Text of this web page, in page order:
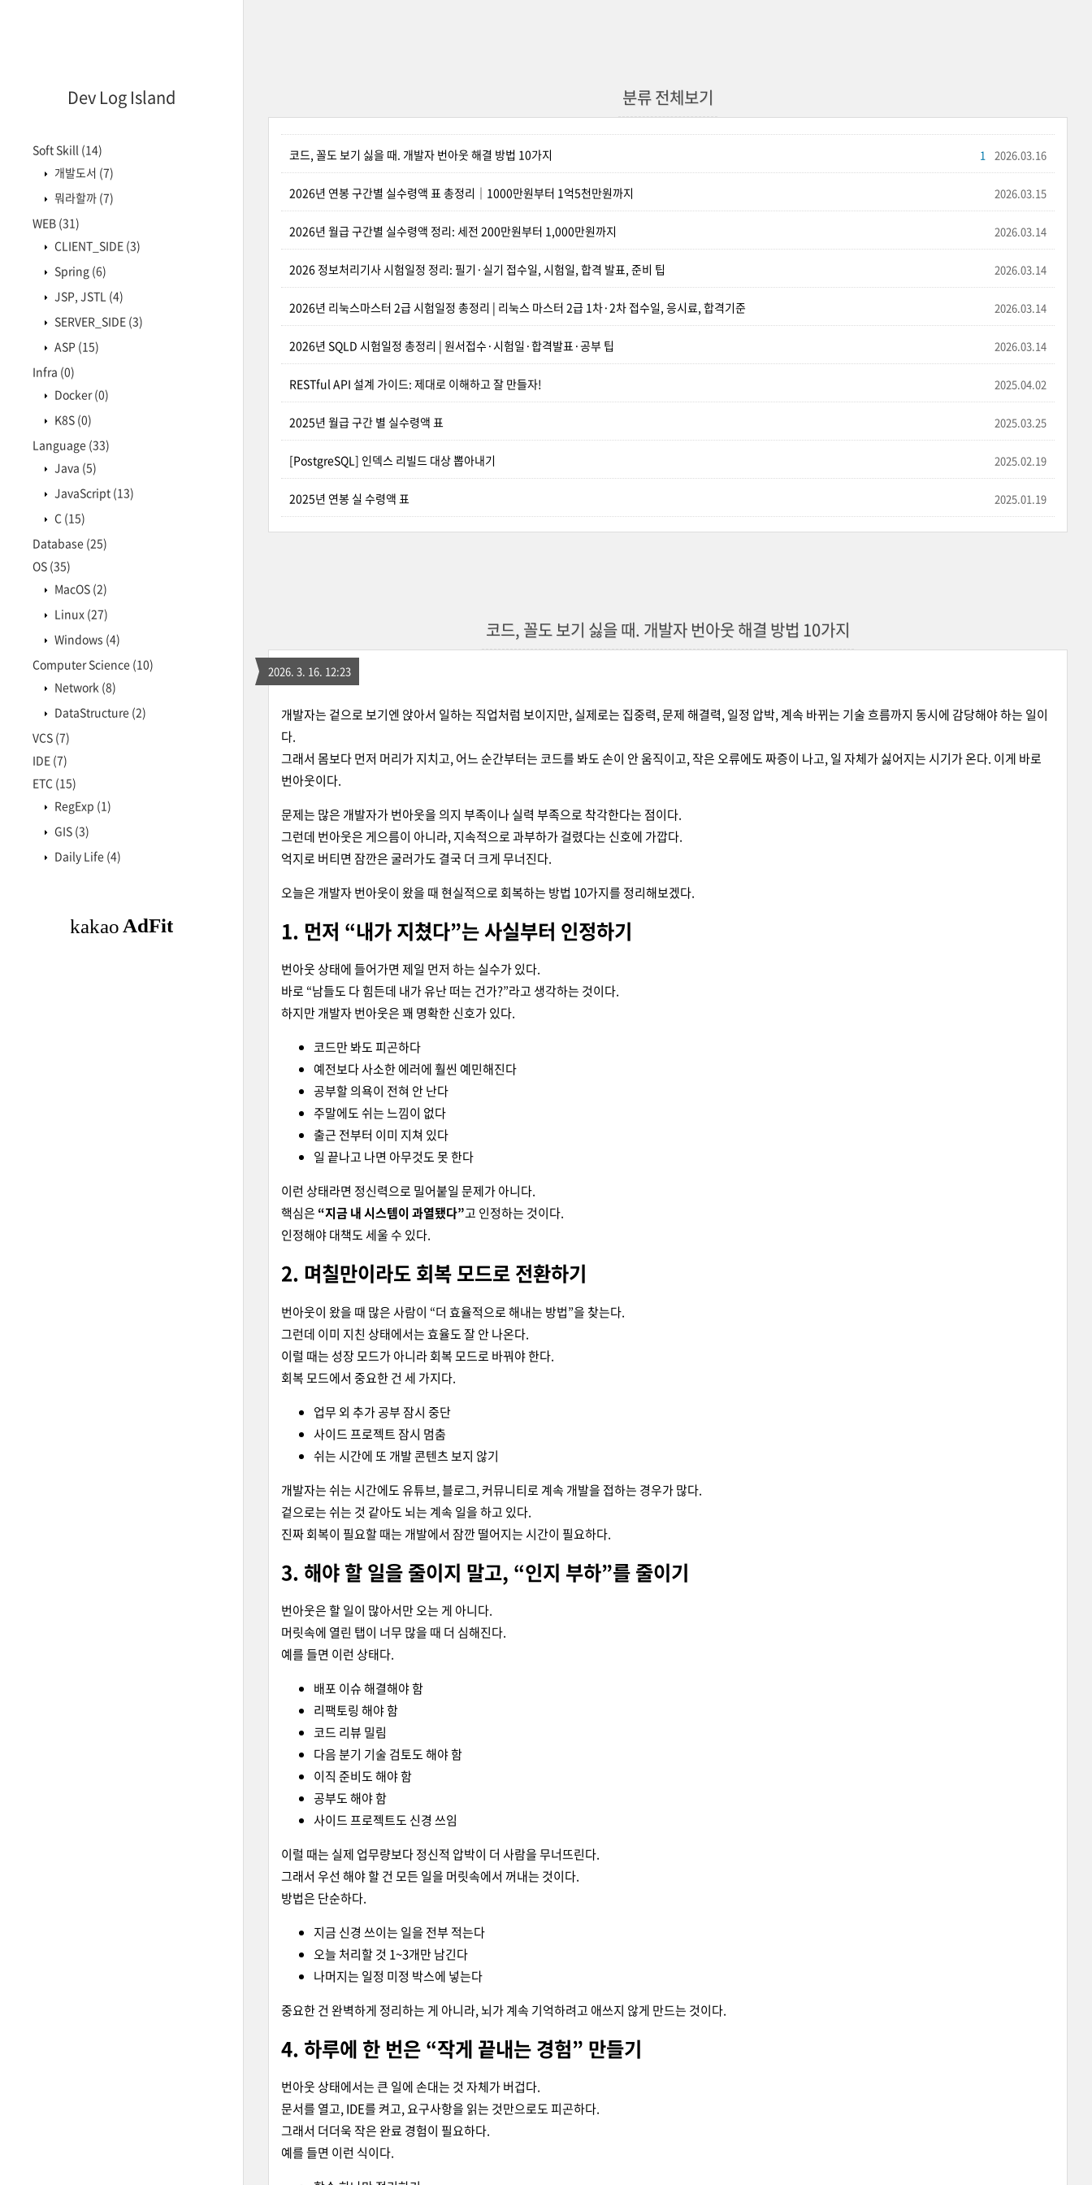
Dev Log Island
Soft Skill (14)
개발도서 (7)
뭐라할까 (7)
WEB (31)
CLIENT_SIDE (3)
Spring (6)
JSP, JSTL (4)
SERVER_SIDE (3)
ASP (15)
Infra (0)
Docker(0)
K8S (0)
Language (33)
Java (5)
JavaScript (13)
C (15)
Database (25)
OS (35)
MacOS (2)
Linux (27)
Windows (4)
Computer Science (10)
Network (8)
DataStructure (2)
VCS (7)
IDE (7)
ETC (15)
RegExp (1)
GIS (3)
Daily Life (4)
분류 전체보기
코드, 꼴도 보기 싫을 때. 개발자 번아웃 해결 방법 10가지 2026.03.16
1
2026년 연봉 구간별 실수령액 표 총정리｜1000만원부터 1억5천만원까지 2026.03.15
2026년 월급 구간별 실수령액 정리: 세전 200만원부터 1,000만원까지 2026.03.14
2026 정보처리기사 시험일정 정리: 필기·실기 접수일, 시험일, 합격 발표, 준비 팁 2026.03.14
2026년 리눅스마스터 2급 시험일정 총정리 | 리눅스 마스터 2급 1차·2차 접수일, 응시료, 합격기준 2026.03.14
2026년 SQLD 시험일정 총정리 | 원서접수·시험일·합격발표·공부 팁 2026.03.14
RESTful API 설계 가이드: 제대로 이해하고 잘 만들자! 2025.04.02
2025년 월급 구간 별 실수령액 표 2025.03.25
[PostgreSQL] 인덱스 리빌드 대상 뽑아내기 2025.02.19
2025년 연봉 실 수령액 표 2025.01.19
코드, 꼴도 보기 싫을 때. 개발자 번아웃 해결 방법 10가지
2026. 3. 16. 12:23
개발자는 겉으로 보기엔 앉아서 일하는 직업처럼 보이지만, 실제로는 집중력, 문제 해결력, 일정 압박, 계속 바뀌는 기술 흐름까지 동시에 감당해야 하는 일이
다.
그래서 몸보다 먼저 머리가 지치고, 어느 순간부터는 코드를 봐도 손이 안 움직이고, 작은 오류에도 짜증이 나고, 일 자체가 싫어지는 시기가 온다. 이게 바로
번아웃이다.
문제는 많은 개발자가 번아웃을 의지 부족이나 실력 부족으로 착각한다는 점이다.
그런데 번아웃은 게으름이 아니라, 지속적으로 과부하가 걸렸다는 신호에 가깝다.
억지로 버티면 잠깐은 굴러가도 결국 더 크게 무너진다.
오늘은 개발자 번아웃이 왔을 때 현실적으로 회복하는 방법 10가지를 정리해보겠다.
1. 먼저 “내가 지쳤다”는 사실부터 인정하기
번아웃 상태에 들어가면 제일 먼저 하는 실수가 있다.
바로 “남들도 다 힘든데 내가 유난 떠는 건가?”라고 생각하는 것이다.
하지만 개발자 번아웃은 꽤 명확한 신호가 있다.
코드만 봐도 피곤하다
예전보다 사소한 에러에 훨씬 예민해진다
공부할 의욕이 전혀 안 난다
주말에도 쉬는 느낌이 없다
출근 전부터 이미 지쳐 있다
일 끝나고 나면 아무것도 못 한다
이런 상태라면 정신력으로 밀어붙일 문제가 아니다.
핵심은 “지금 내 시스템이 과열됐다”고 인정하는 것이다.
인정해야 대책도 세울 수 있다.
2. 며칠만이라도 회복 모드로 전환하기
번아웃이 왔을 때 많은 사람이 “더 효율적으로 해내는 방법”을 찾는다.
그런데 이미 지친 상태에서는 효율도 잘 안 나온다.
이럴 때는 성장 모드가 아니라 회복 모드로 바꿔야 한다.
회복 모드에서 중요한 건 세 가지다.
업무 외 추가 공부 잠시 중단
사이드 프로젝트 잠시 멈춤
쉬는 시간에 또 개발 콘텐츠 보지 않기
개발자는 쉬는 시간에도 유튜브, 블로그, 커뮤니티로 계속 개발을 접하는 경우가 많다.
겉으로는 쉬는 것 같아도 뇌는 계속 일을 하고 있다.
진짜 회복이 필요할 때는 개발에서 잠깐 떨어지는 시간이 필요하다.
3. 해야 할 일을 줄이지 말고, “인지 부하”를 줄이기
번아웃은 할 일이 많아서만 오는 게 아니다.
머릿속에 열린 탭이 너무 많을 때 더 심해진다.
예를 들면 이런 상태다.
배포 이슈 해결해야 함
리팩토링 해야 함
코드 리뷰 밀림
다음 분기 기술 검토도 해야 함
이직 준비도 해야 함
공부도 해야 함
사이드 프로젝트도 신경 쓰임
이럴 때는 실제 업무량보다 정신적 압박이 더 사람을 무너뜨린다.
그래서 우선 해야 할 건 모든 일을 머릿속에서 꺼내는 것이다.
방법은 단순하다.
지금 신경 쓰이는 일을 전부 적는다
오늘 처리할 것 1~3개만 남긴다
나머지는 일정 미정 박스에 넣는다
중요한 건 완벽하게 정리하는 게 아니라, 뇌가 계속 기억하려고 애쓰지 않게 만드는 것이다.
4. 하루에 한 번은 “작게 끝내는 경험” 만들기
번아웃 상태에서는 큰 일에 손대는 것 자체가 버겁다.
문서를 열고, IDE를 켜고, 요구사항을 읽는 것만으로도 피곤하다.
그래서 더더욱 작은 완료 경험이 필요하다.
예를 들면 이런 식이다.